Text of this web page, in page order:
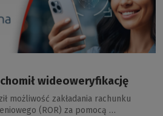
wideoweryfikację
możliwość zakładania rachunku
(ROR) za pomocą …